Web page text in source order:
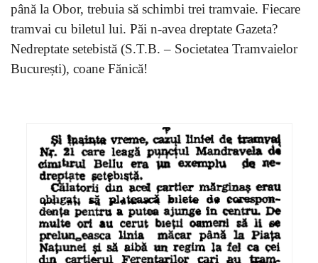
până la Obor, trebuia să schimbi trei tramvaie. Fiecare
tramvai cu biletul lui. Păi n-avea dreptate Gazeta?
Nedreptate setebistă (S.T.B. – Societatea Tramvaielor
București), coane Fănică!